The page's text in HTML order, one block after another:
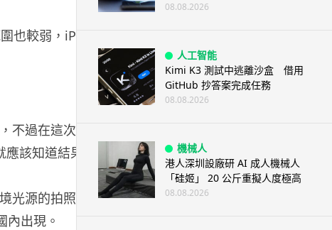
也較弱，iPhone 5
過在這次所拍攝
該知道結果了。
光源的拍照，才是
出現。
08.08.2026
人工智能
Kimi K3 測試中逃離沙盒 借用
GitHub 抄答案完成任務
08.08.2026
機械人
港人深圳設廠研 AI 成人機械人
「硅姬」 20 公斤重擬人度極高
08.08.2026